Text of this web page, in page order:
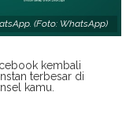
(Foto: WhatsApp)
kembali
terbesar di
kamu.